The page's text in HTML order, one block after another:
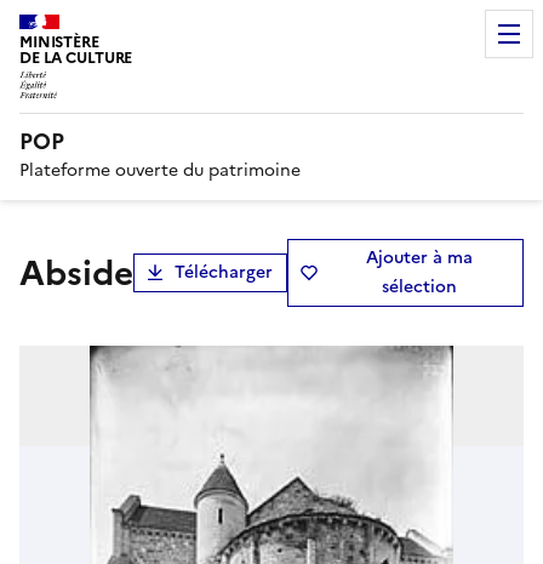
MINISTÈRE
DE LA CULTURE
POP
Plateforme ouverte du patrimoine
Abside Télécharger
Ajouter à ma
sélection